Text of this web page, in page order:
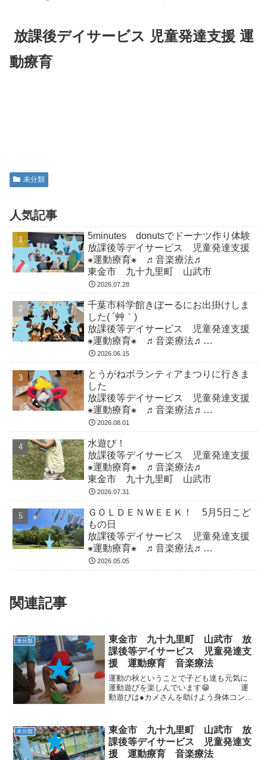
放課後デイサービス 児童発達支援 運
動療育
未分類
人気記事
5minutes donutsでドーナツ作り体験
放課後等デイサービス 児童発達支援
⁕運動療育⁕ ♬音楽療法♬
東金市 九十九里町 山武市
2026.07.28
千葉市科学館きぼーるにお出掛けしま
した( ´艸｀)
放課後等デイサービス 児童発達支援
⁕運動療育⁕ ♬音楽療法♬
東金市 九十九里町 山武市
2026.06.15
とうがねボランティアまつりに行きま
した
放課後等デイサービス 児童発達支援
⁕運動療育⁕ ♬音楽療法♬
東金市 九十九里町 山武市
2026.08.01
水遊び！
放課後等デイサービス 児童発達支援
⁕運動療育⁕ ♬音楽療法♬
東金市 九十九里町 山武市
2026.07.31
ＧＯＬＤＥＮＷＥＥＫ！ 5月5日こど
もの日
放課後等デイサービス 児童発達支援
⁕運動療育⁕ ♬音楽療法♬
東金市 九十九里町 山武市
2026.05.05
関連記事
未分類
東金市 九十九里町 山武市 放
課後等デイサービス 児童発達支
援 運動療育 音楽療法
運動の秋ということで子ども達も元気に
運動遊びを楽しんでいます😁 運
動遊びは●カメさんを助けよう身体コント
間認知：カップまでの距離を把握して
最短距離で進んでいく事が...
未分類
東金市 九十九里町 山武市 放
課後等デイサービス 児童発達支
援 運動療育 音楽療法